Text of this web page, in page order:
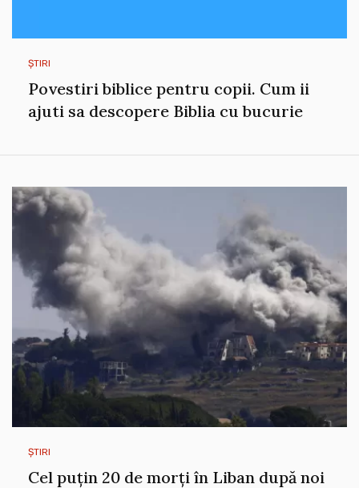
ȘTIRI
Povestiri biblice pentru copii. Cum ii
ajuti sa descopere Biblia cu bucurie
ȘTIRI
Cel puțin 20 de morți în Liban după noi